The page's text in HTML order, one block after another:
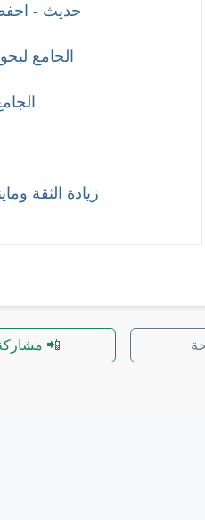
حديث -
الجامع
زيادة الثقة
📲